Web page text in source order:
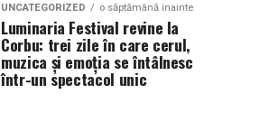
UNCATEGORIZED o săptămână inainte
Luminaria Festival revine la
Corbu: trei zile în care cerul,
muzica și emoția se întâlnesc
într-un spectacol unic